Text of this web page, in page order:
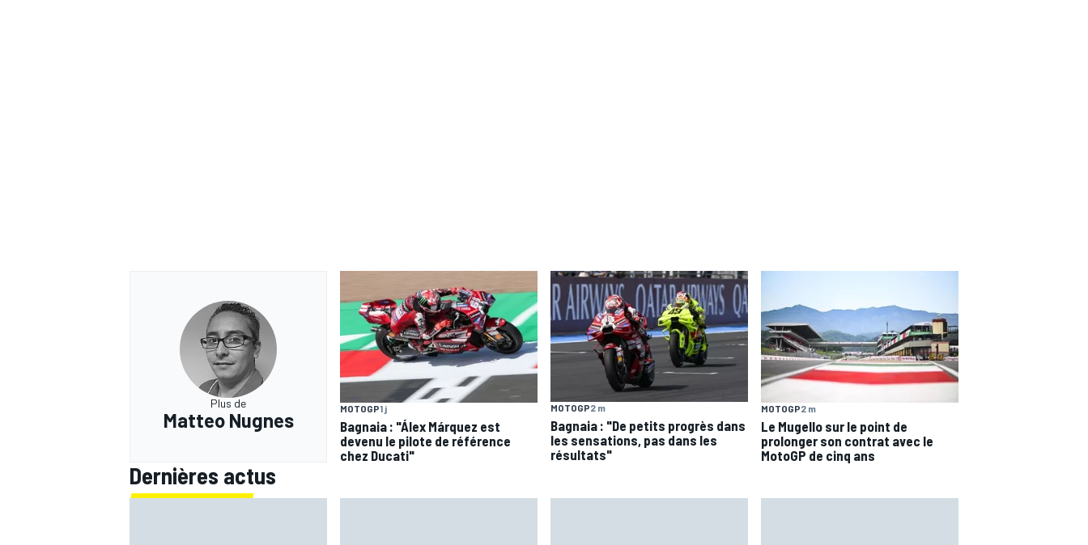
Plus de
Matteo Nugnes
MOTOGP1 j
Bagnaia : "Álex Márquez est
devenu le pilote de référence
chez Ducati"
MOTOGP2 m
Bagnaia : "De petits progrès dans
les sensations, pas dans les
résultats"
MOTOGP2 m
Le Mugello sur le point de
prolonger son contrat avec le
MotoGP de cinq ans
Dernières actus